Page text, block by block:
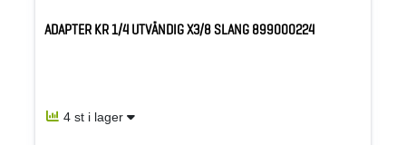
ADAPTER KR 1/4 UTVÄNDIG X3/8 SLANG 899000224
4 st i lager